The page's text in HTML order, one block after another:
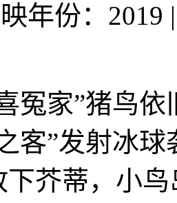
映年份：2019 |
冤家”猪鸟依
客”发射冰
下芥蒂，小